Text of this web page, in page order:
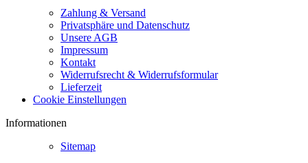
Zahlung & Versand
Privatsphäre und Datenschutz
Unsere AGB
Impressum
Kontakt
Widerrufsrecht & Widerrufsformular
Lieferzeit
Cookie Einstellungen
Informationen
Sitemap